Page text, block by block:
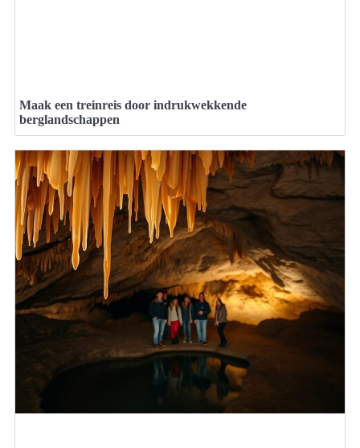
Maak een treinreis door indrukwekkende
berglandschappen